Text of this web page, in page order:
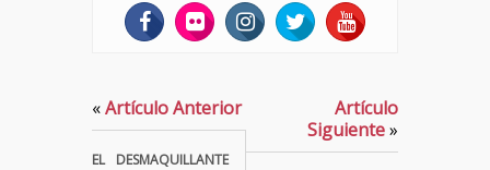
«Artículo Anterior
EL DESMAQUILLANTE
Artículo
Siguiente»